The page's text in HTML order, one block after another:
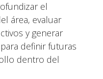
el
área, evaluar
y generar
definir futuras
dentro del